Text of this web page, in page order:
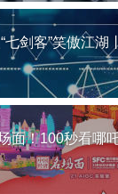
七剑客”笑傲江湖
面！100秒看哪